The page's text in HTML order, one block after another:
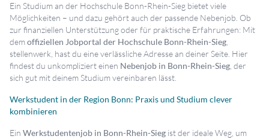
Ein Studium an der Hochschule Bonn-Rhein-Sieg bietet viele
Möglichkeiten – und dazu gehört auch der passende Nebenjob. Ob
zur finanziellen Unterstützung oder für praktische Erfahrungen: Mit
demoffiziellen Jobportal der Hochschule Bonn-Rhein-Sieg
stellenwerk, hast du eine verlässliche Adresse an deiner Seite. Hier
findest du unkompliziert einen Nebenjob in Bonn-Rhein-Sieg , der
sich gut mit deinem Studium vereinbaren lässt.
Werkstudent in der Region Bonn: Praxis und Studium clever
kombinieren
Ein Werkstudentenjob in Bonn-Rhein-Sieg ist der ideale Weg, um